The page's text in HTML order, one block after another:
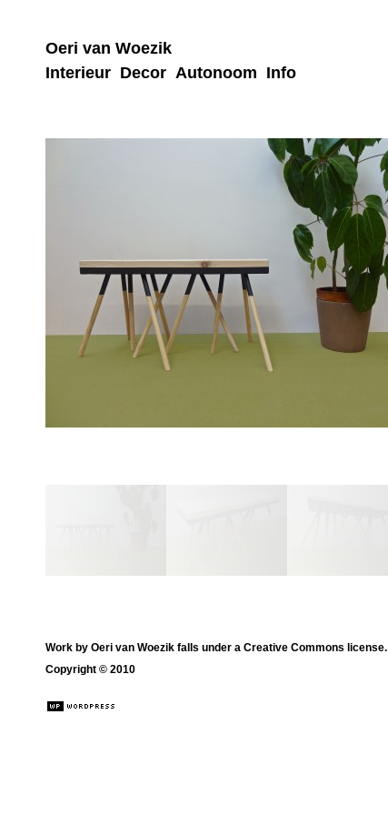
Oeri van Woezik
Interieur Decor Autonoom Info
Work by Oeri van Woezik falls under a Creative Commons license.
Copyright © 2010